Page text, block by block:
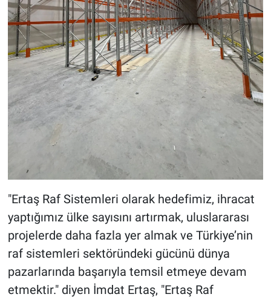
"Ertaş Raf Sistemleri olarak hedefimiz, ihracat
yaptığımız ülke sayısını artırmak, uluslararası
projelerde daha fazla yer almak ve Türkiye’nin
raf sistemleri sektöründeki gücünü dünya
pazarlarında başarıyla temsil etmeye devam
etmektir." diyen İmdat Ertaş, "Ertaş Raf